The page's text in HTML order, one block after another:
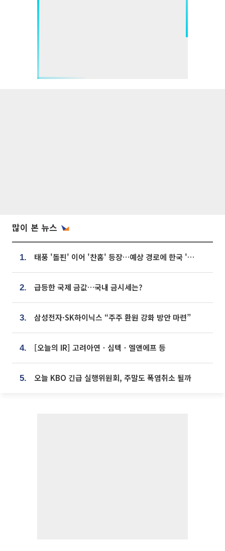
많이 본 뉴스
1. 태풍 '돌핀' 이어 '찬홈' 등장…예상 경로에 한국 '한숨'
2. 급등한 국제 금값…국내 금시세는?
3. 삼성전자·SK하이닉스 “주주 환원 강화 방안 마련”
4. [오늘의 IR] 고려아연ㆍ심텍ㆍ엘앤에프 등
5. 오늘 KBO 긴급 실행위원회, 주말도 폭염취소 될까